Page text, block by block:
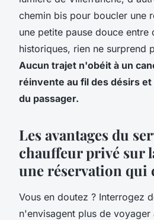
chemin bis pour boucler une
une petite pause douce entre
historiques, rien ne surprend
Aucun trajet n'obéit à un
réinvente au fil des désirs
du passager.
Les avantages du
chauffeur privé sur
une réservation qui
Vous en doutez ? Interrogez
n'envisagent plus de voyager